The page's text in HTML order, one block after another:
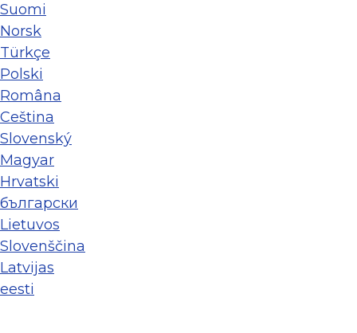
Suomi
Norsk
Türkçe
Polski
Româna
Ceština
Slovenský
Magyar
Hrvatski
български
Lietuvos
Slovenščina
Latvijas
eesti